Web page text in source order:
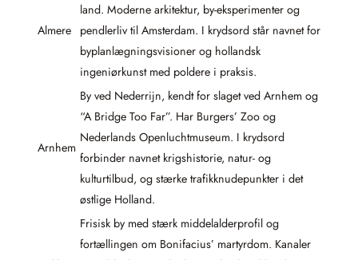
Almere
land. Moderne arkitektur, by-eksperimenter og
pendlerliv til Amsterdam. I krydsord står navnet for
byplanlægningsvisioner og hollandsk
ingeniørkunst med poldere i praksis.
Arnhem
By ved Nederrijn, kendt for slaget ved Arnhem og
“A Bridge Too Far”. Har Burgers’ Zoo og
Nederlands Openluchtmuseum. I krydsord
forbinder navnet krigshistorie, natur- og
kulturtilbud, og stærke trafikknudepunkter i det
østlige Holland.
Frisisk by med stærk middelalderprofil og
fortællingen om Bonifacius’ martyrdom. Kanaler